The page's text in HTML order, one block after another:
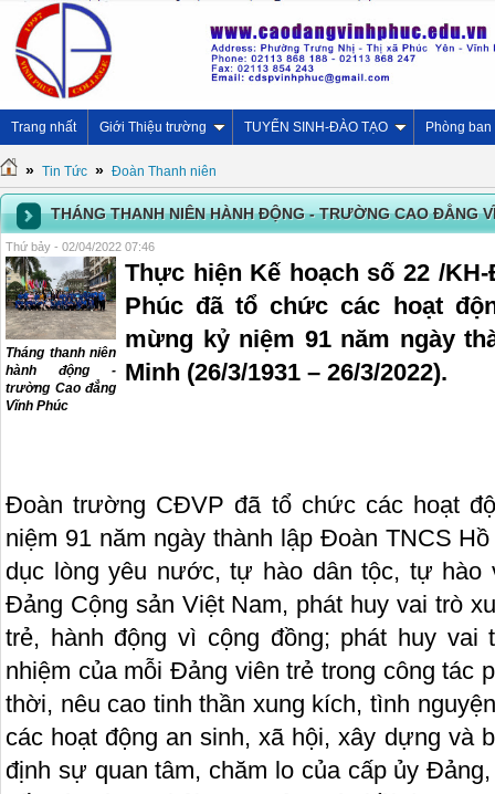
Trang nhất Giới Thiệu trường TUYỂN SINH-ĐÀO TẠO Phòng ban
» Tin Tức » Đoàn Thanh niên
THÁNG THANH NIÊN HÀNH ĐỘNG - TRƯỜNG CAO ĐẲNG
Thứ bảy - 02/04/2022 07:46
Tháng thanh niên
hành động -
trường Cao đẳng
Vĩnh Phúc
Thực hiện Kế hoạch số 22 /
Phúc đã tổ chức các hoạt
mừng kỷ niệm 91 năm ngày
Minh (26/3/1931 – 26/3/2022).
Đoàn trường CĐVP đã tổ chức các hoạt
niệm 91 năm ngày thành lập Đoàn TNCS
dục lòng yêu nước, tự hào dân tộc, tự hào
Đảng Cộng sản Việt Nam, phát huy vai trò
trẻ, hành động vì cộng đồng; phát huy
nhiệm của mỗi Đảng viên trẻ trong công tác
thời, nêu cao tinh thần xung kích, tình
các hoạt động an sinh, xã hội, xây dựng và
định sự quan tâm, chăm lo của cấp ủy